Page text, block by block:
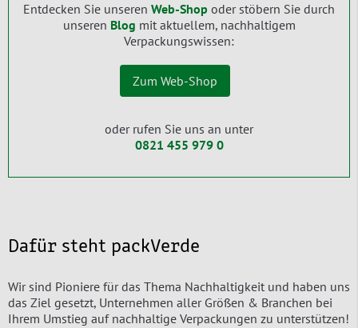
Entdecken Sie unseren Web-Shop oder stöbern Sie durch
unseren Blog mit aktuellem, nachhaltigem
Verpackungswissen:
Zum Web-Shop
oder rufen Sie uns an unter
0821 455 979 0
Dafür steht packVerde
Wir sind Pioniere für das Thema Nachhaltigkeit und haben uns
das Ziel gesetzt, Unternehmen aller Größen & Branchen bei
Ihrem Umstieg auf nachhaltige Verpackungen zu unterstützen!